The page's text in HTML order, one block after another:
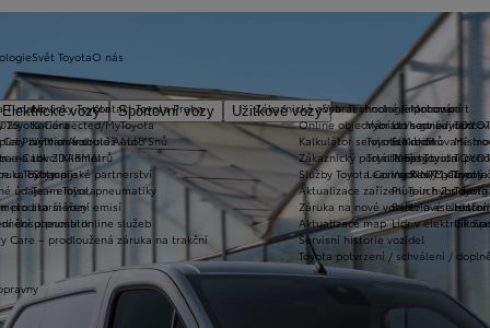
Elektrické vozy Sportovní vozy
Užitkové vozyVybrat vhodné financování
Vybrat vhodné
Toyota Kredit
Toyota Easy
Leasing KINTO One
zimních kol
na rok ZDARMA
Extracare
pro starší vozy
pneumatik
Care – prodloužená záruka na trakční
Zákaznická zóna
Online objednání do servisu
Kalkulátor servisních úkonů
Zákaznický portál Moje Toyota
Služby Toyota Connected/MyToyota
Aktualizace zařízení Touch 2 s
Záruka na nové vozidlo a asistenční
Aktualizace map
Servisní historie vozidel
Toyota potvrzení / schválení /
T-mate
Toyota Connected/MyToyota
CarPlay™ a Android Auto™
e-Call
u Toyoty
údaje – emise, pneumatiky
metodika měření emisí
dosutpnosti online služeb
Technologie pohonu
Let's go beyond
Elektrifikované
Plně hybridní
Vodíkový palivový
Plug-in hybrid
Bateriové
Lídr v
Svět Toyota
Novinky Toyota
Kariéra
Výtvarná soutěž Auto Snů
Lovci Kilometrů
Olympijské partnerství
Team Toyota
Motorsport
GR
O nás
Kontakt Toyota Praha